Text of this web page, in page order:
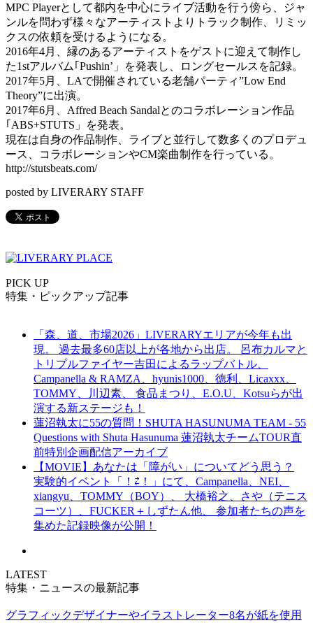
MPC Playerとして都内を中心にライブ活動を行う傍ら、ジャ
ンルを問わず様々なアーティストよりトラック制作、リミッ
クスの依頼を受けるようになる。
2016年4月、縁のあるアーティストをゲストに迎えて制作し
た1stアルバム｢Pushin’」を発表し、ロングセールスを記録。
2017年5月、LAで開催されている老舗パーティ”Low End
Theory”に出演。
2017年6月、Affred Beach Sandalとのコラボレーション作品
｢ABS+STUTS」を発表。
現在は自身の作品制作、ライブと並行して数多くのプロデュ
ース、コラボレーションやCM楽曲制作を行っている。
http://stutsbeats.com/
posted by LIVERARY STAFF
PICK UP
特集・ピックアップ記事
「森、道、市場2026」LIVERARYエリアが今年も出
現。 過去最多60店以上が各地から出店。 呂布カルマと
トリプルファイヤー吉田によるラップバトル、
Campanella & RAMZA、hyunis1000、徳利、Licaxxx、
TOMMY、川辺素、 食品まつり、E.O.U、Kotsuらが出
演する新ステージも！
蓮沼執太に55の質問！SHUTA HASUNUMA TEAM - 55
Questions with Shuta Hasunuma 蓮沼執太チームTOUR直
前特別企画配信アーカイブ
【MOVIE】あなたは「障がい」についてどう思う？
実験的イベント「！⇄！」にて、Campanella、NEI、
xiangyu、TOMMY（BOY）、 大橋裕之、さや（テニス
コーツ）、FUCKER＋しずたん他、 参加者たちの声を
集めた記録映像が公開！
LATEST
特集・ニュースの最新記事
グラフィックデザイナーやイラストレーター8名が紙を使用